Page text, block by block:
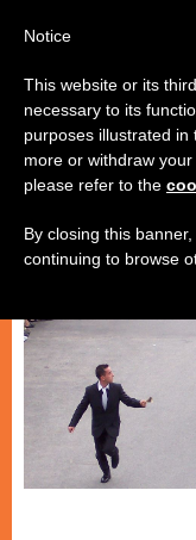
CHIESE LOCALI
Notice
This website or its
necessary to its
purposes illustrated in
more or withdraw
please refer to the
By closing this
continuing to browse